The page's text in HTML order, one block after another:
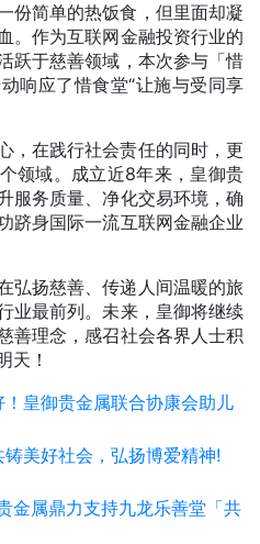
份简单的热饭食，但里面却凝
。作为互联网金融投资行业的
跃于慈善领域，本次参与「惜
响应了惜食堂“让施与受同享
，在践行社会责任的同时，更
领域。成立近8年来，皇御贵
服务质量、净化交易环境，确
跻身国际一流互联网金融企业
弘扬慈善、传递人间温暖的旅
业最前列。未来，皇御将继续
善理念，感召社会各界人士积
天！
皇御贵金属联合协康会助儿
美好社会，弘扬博爱精神!
金属鼎力支持九龙乐善堂「共